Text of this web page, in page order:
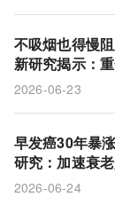
不吸烟也得慢
新研究揭示：
阻肺患病与死亡
2026-06-23
早发癌30年暴
研究：加速衰
形推手”
2026-06-24